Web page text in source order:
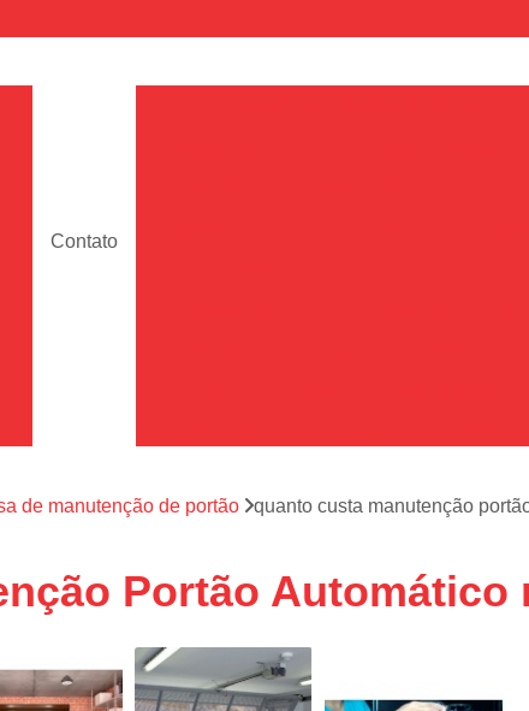
Contato
Conserto de Portões de Madeira
Empresa de Conserto de
Conserto de Portão de Ferro
de manutenção de portão quanto custa manutenção
Portão